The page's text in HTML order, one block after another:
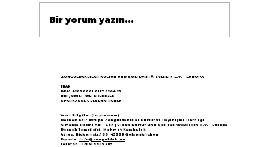
büyük yankı uyandırdı...
Bir yorum yazın...
ZONGULDAKLILAR KULTUR UND SOLIDARITÄTSVEREIN E.V. - EUROPA
IBAN
DE41 4205 0001 0117 0264 25
BIC /SWIFT WELADED1GEK
SPARKASSE GELSENKIRCHEN
Yasal Bilgiler (Impressum)
Dernek Adı: Avrupa Zonguldaklılar Kültür ve Dayanışma Derneği
Almanca Resmi Adı: Zonguldak Kultur und Solidaritätsverein e.V. - Europa
Dernek Temsilcisi: Mehmet Karakulak
Adres: Bickernstr.166 45889 Gelsenkirchen
E-posta: info@zonguldak.eu
Telefon: 0209 8805 765